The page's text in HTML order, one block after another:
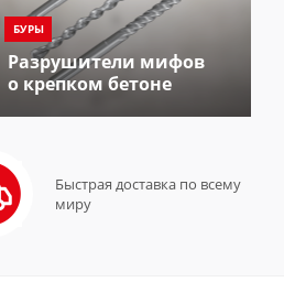
БУРЫ
Разрушители мифов
о крепком бетоне
Быстрая доставка по всему
миру